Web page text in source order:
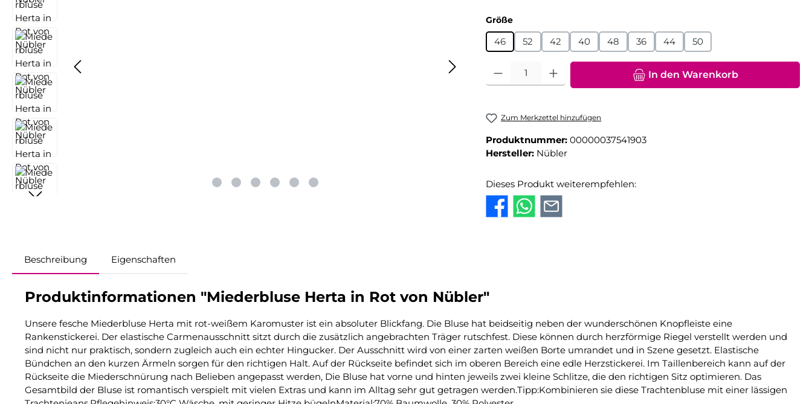
Größeauswählen
46 52 42 40 48 36 44 50
Produkt Anzahl: Gib den gewünschten Wert ein oder benutze die
In den Warenkorb
Zum Merkzettel hinzufügen
Produktnummer: 00000037541903
Hersteller: Nübler
Dieses Produkt weiterempfehlen:
Beschreibung Eigenschaften
Produktinformationen "Miederbluse Herta in Rot von Nübler"
Unsere fesche Miederbluse Herta mit rot-weißem Karomuster ist ein absoluter Blickfang. Die Bluse hat beidseitig neben der wunderschönen Knopfleiste eine
Rankenstickerei. Der elastische Carmenausschnitt sitzt durch die zusätzlich angebrachten Träger rutschfest. Diese können durch herzförmige Riegel verstellt werden und
sind nicht nur praktisch, sondern zugleich auch ein echter Hingucker. Der Ausschnitt wird von einer zarten weißen Borte umrandet und in Szene gesetzt. Elastische
Bündchen an den kurzen Ärmeln sorgen für den richtigen Halt. Auf der Rückseite befindet sich im oberen Bereich eine edle Herzstickerei. Im Taillenbereich kann auf der
Rückseite die Miederschnürung nach Belieben angepasst werden, Die Bluse hat vorne und hinten jeweils zwei kleine Schlitze, die den richtigen Sitz optimieren. Das
Gesamtbild der Bluse ist romantisch verspielt mit vielen Extras und kann im Alltag sehr gut getragen werden.Tipp:Kombinieren sie diese Trachtenbluse mit einer lässigen